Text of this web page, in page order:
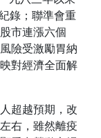
錄；聯準會重
市連漲六個
險受激勵胃納
對經濟全面解
超越預期，改
右，雖然離疫